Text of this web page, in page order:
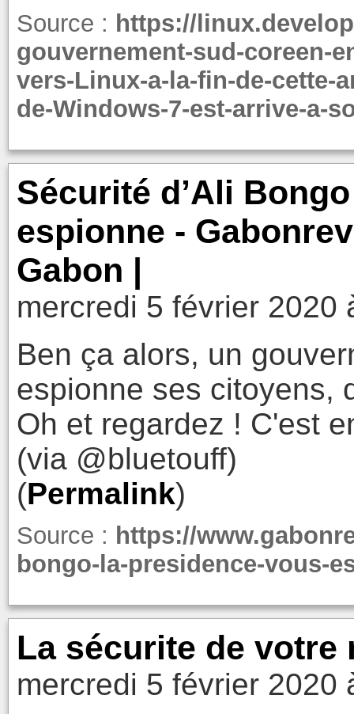
Source : https://
gouvernement-sud-coreen-
vers-Linux-a-la-fin-de-cette-
de-Windows-7-est-arrive-a-
Sécurité d’Ali
espionne -
Gabon |
mercredi 5 février 2020
Ben ça alors, un
espionne ses citoyens,
Oh et regardez ! C'est
(via @bluetouff)
(Permalink)
Source : https://
bongo-la-presidence-vous-
La sécurite de votre
mercredi 5 février 2020